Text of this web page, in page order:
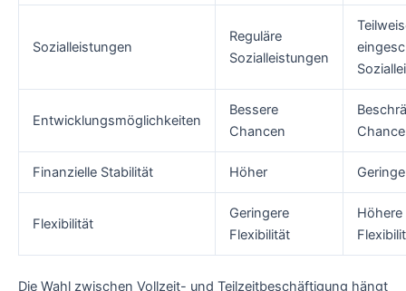
Sozialleistungen
Reguläre
Sozialleistungen
Entwicklungsmöglichkeiten
Bessere
Chancen
Finanzielle Stabilität Höher
Flexibilität
Geringere
Flexibilität
Höhere
Die Wahl zwischen Vollzeit- und Teilzeitbeschäftigung hängt